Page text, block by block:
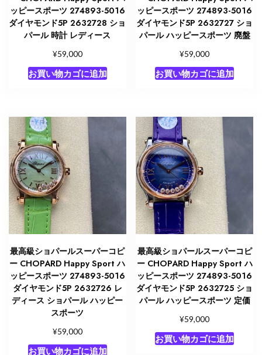
ッピースポーツ 274893-5016
ダイヤモンド5P 2632728 ショ
パール 時計 レディース
¥59,000
お買い物カゴに追加
ッピースポーツ 274893-5016
ダイヤモンド5P 2632727 ショ
パール ハッピースポーツ 廃盤
¥59,000
お買い物カゴに追加
最高級ショパールスーパーコピ
ー CHOPARD Happy Sport ハ
ッピースポーツ 274893-5016
ダイヤモンド5P 2632726 レ
ディース ショパール ハッピー
スポーツ
¥59,000
お買い物カゴに追加
最高級ショパールスーパーコピ
ー CHOPARD Happy Sport ハ
ッピースポーツ 274893-5016
ダイヤモンド5P 2632725 ショ
パール ハッピースポーツ 定価
¥59,000
お買い物カゴに追加